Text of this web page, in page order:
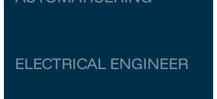
ELECTRICAL ENGINEER